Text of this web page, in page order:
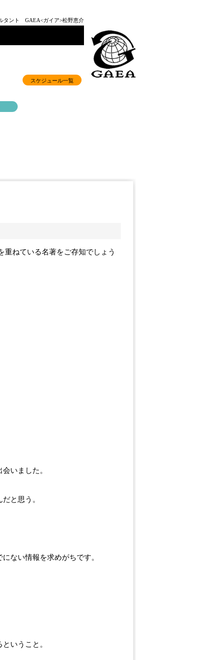
タント GAEA<ガイア>松野恵介
スケジュール一覧
重ねている名著をご存知でしょう
いました。
と思う。
ない情報を求めがちです。
いうこと。